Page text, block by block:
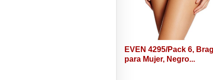
EVEN 4295/Pack 6,
para Mujer, Negro...